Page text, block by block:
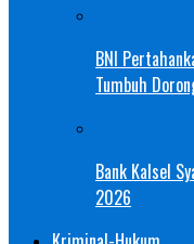
BNI
Tumbuh
Bank Kalsel
2026